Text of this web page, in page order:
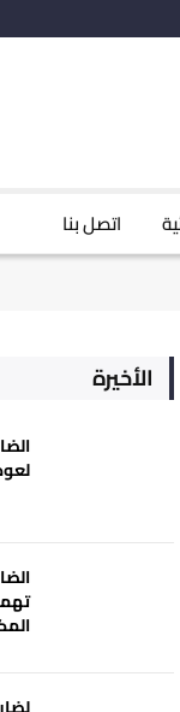
اتصل بنا
الأخيرة